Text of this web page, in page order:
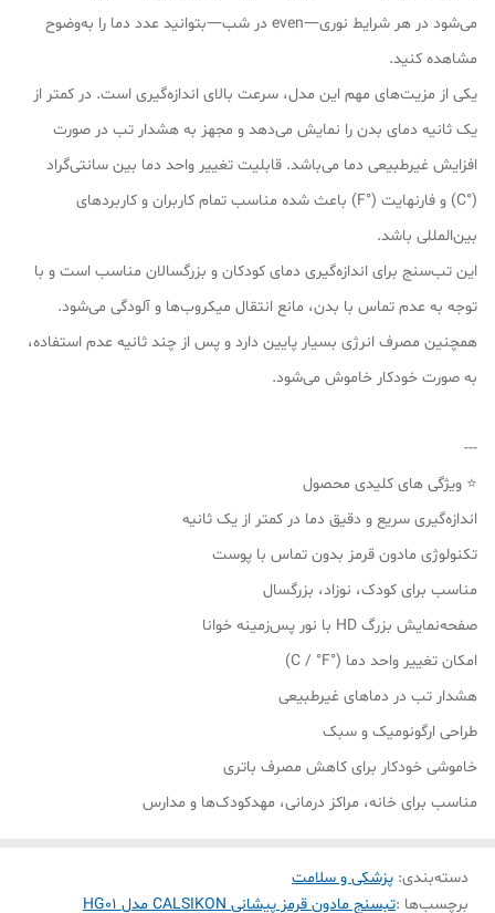
می‌شود در هر شرایط نوری—even در شب—بتوانید عدد دما را به‌وضوح
مشاهده کنید.
یکی از مزیت‌های مهم این مدل، سرعت بالای اندازه‌گیری است. در کمتر از
یک ثانیه دمای بدن را نمایش می‌دهد و مجهز به هشدار تب در صورت
افزایش غیرطبیعی دما می‌باشد. قابلیت تغییر واحد دما بین سانتی‌گراد
(°C) و فارنهایت (°F) باعث شده مناسب تمام کاربران و کاربردهای
بین‌المللی باشد.
این تب‌سنج برای اندازه‌گیری دمای کودکان و بزرگسالان مناسب است و با
توجه به عدم تماس با بدن، مانع انتقال میکروب‌ها و آلودگی می‌شود.
همچنین مصرف انرژی بسیار پایین دارد و پس از چند ثانیه عدم استفاده،
به صورت خودکار خاموش می‌شود.
---
⭐ ویژگی‌ های کلیدی محصول
اندازه‌گیری سریع و دقیق دما در کمتر از یک ثانیه
تکنولوژی مادون قرمز بدون تماس با پوست
مناسب برای کودک، نوزاد، بزرگسال
صفحه‌نمایش بزرگ HD با نور پس‌زمینه خوانا
امکان تغییر واحد دما (°C / °F)
هشدار تب در دماهای غیرطبیعی
طراحی ارگونومیک و سبک
خاموشی خودکار برای کاهش مصرف باتری
مناسب برای خانه، مراکز درمانی، مهدکودک‌ها و مدارس
دسته‌بندی: پزشکی و سلامت
برچسب‌ها :تبسنج مادون قرمز پیشانی CALSIKON مدل HG01